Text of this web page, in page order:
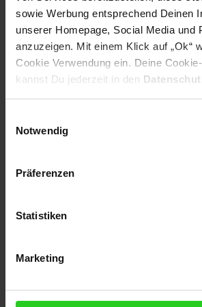
sowie Werbung entsprechend Deinen
unserer Homepage, Social Media und
anzuzeigen. Mit einem Klick auf „Ok“
Cookie Verwendung ein. Deine
kannst Du jederzeit in den
Notwendig
Präferenzen
Statistiken
Marketing
Folge uns auf Social
wir im Textverlauf die männliche Form der
Fußzeile
Weitere Online-Angebote
Netto Reisen